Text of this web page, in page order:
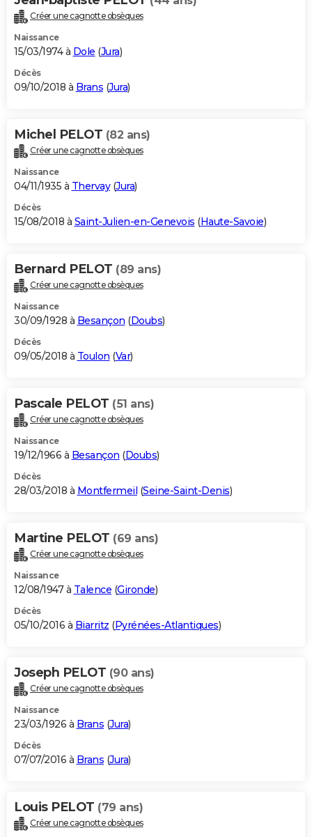
Créer une cagnotte obsèques
Naissance
15/03/1974 à Dole (Jura)
Décès
09/10/2018 à Brans (Jura)
Michel PELOT (82 ans)
Créer une cagnotte obsèques
Naissance
04/11/1935 à Thervay(Jura)
Décès
15/08/2018 à Saint-Julien-en-Genevois (Haute-Savoie)
Bernard PELOT (89 ans)
Créer une cagnotte obsèques
Naissance
30/09/1928 à Besançon (Doubs)
Décès
09/05/2018 à Toulon (Var)
Pascale PELOT (51 ans)
Créer une cagnotte obsèques
Naissance
19/12/1966 à Besançon (Doubs)
Décès
28/03/2018 à Montfermeil (Seine-Saint-Denis)
Martine PELOT (69 ans)
Créer une cagnotte obsèques
Naissance
12/08/1947 à Talence (Gironde)
Décès
05/10/2016 à Biarritz (Pyrénées-Atlantiques)
Joseph PELOT (90 ans)
Créer une cagnotte obsèques
Naissance
23/03/1926 à Brans (Jura)
Décès
07/07/2016 à Brans (Jura)
Louis PELOT (79 ans)
Créer une cagnotte obsèques